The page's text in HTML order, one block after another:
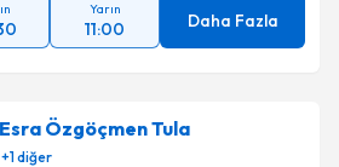
Yarın
11:00 Daha Fazla
Özgöçmen Tula
+1diğer